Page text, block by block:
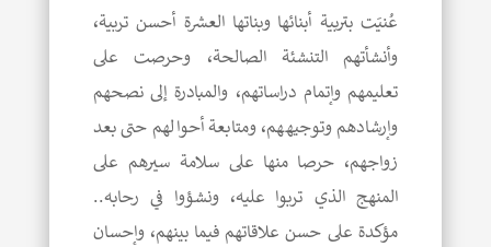
عُنيَت بتربية أبنائها وبناتها العشرة أحسن تربية،
وأنشأتهم التنشئة الصالحة، وحرصت على
تعليمهم وإتمام دراساتهم، والمبادرة إلى نصحهم
وإرشادهم وتوجيههم، ومتابعة أحوالهم حتى بعد
زواجهم، حرصا منها على سلامة سيرهم على
المنهج الذي تربوا عليه، ونشؤوا في رحابه..
مؤكدة على حسن علاقاتهم فيما بينهم، وإحسان